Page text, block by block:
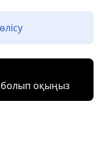
болып оқыңыз